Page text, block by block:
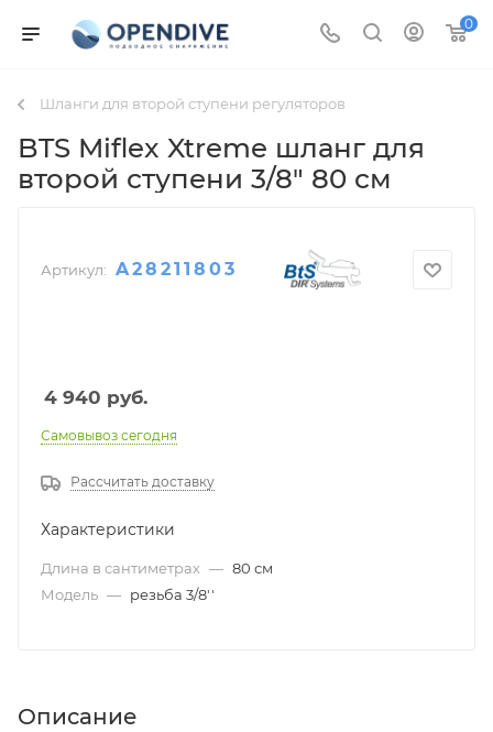
0
Шланги для второй ступени регуляторов
BTS Miflex Xtreme шланг для
второй ступени 3/8" 80 см
Артикул: A28211803
4 940 руб.
Самовывоз сегодня
Рассчитать доставку
Характеристики
Длина в сантиметрах — 80 см
Модель — резьба 3/8''
Описание